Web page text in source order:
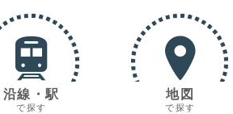
沿線・駅
で探す
地図
で探す